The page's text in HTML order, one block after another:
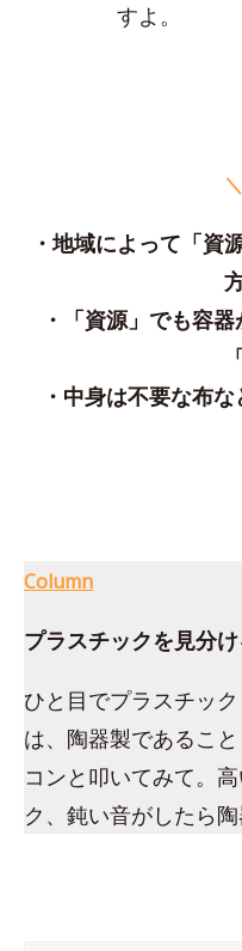
すよ。
・地域によって「資
・「資源」でも容
・中身は不要な布
Column
プラスチックを見分け
ひと目でプラスチッ
は、陶器製であるこ
コンと叩いてみて。
ク、鈍い音がしたら陶